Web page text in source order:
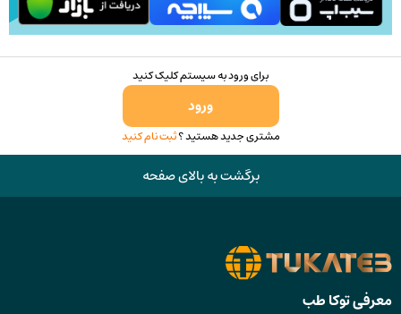
انتخاب
برای ورود به سیستم کلیک کنید
ورود
مشتری جدید هستید ؟ثبت نام کنید
برگشت به بالای صفحه
معرفی توکا طب